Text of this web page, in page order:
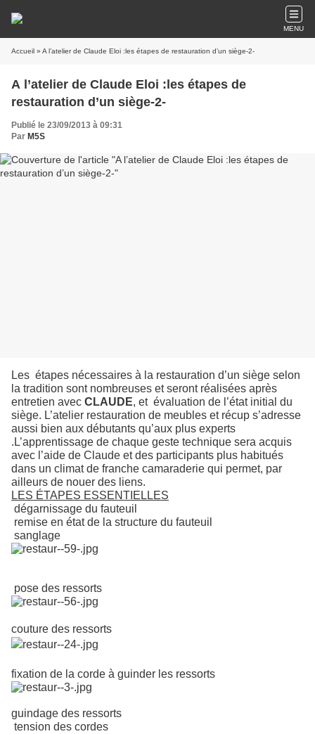
MENU
Accueil » A l’atelier de Claude Eloi :les étapes de restauration d’un siège-2-
A l’atelier de Claude Eloi :les étapes de
restauration d’un siège-2-
Publié le 23/09/2013 à 09:31
Par M5S
Les étapes nécessaires à la restauration d’un siège selon
la tradition sont nombreuses et seront réalisées après
entretien avec CLAUDE, et évaluation de l’état initial du
siège. L’atelier restauration de meubles et récup s’adresse
aussi bien aux débutants qu’aux plus experts
.L’apprentissage de chaque geste technique sera acquis
avec l’aide de Claude et des participants plus habitués
dans un climat de franche camaraderie qui permet, par
ailleurs de nouer des liens.
LES ÉTAPES ESSENTIELLES
dégarnissage du fauteuil
remise en état de la structure du fauteuil
sanglage
pose des ressorts
couture des ressorts
fixation de la corde à guinder les ressorts
guindage des ressorts
tension des cordes